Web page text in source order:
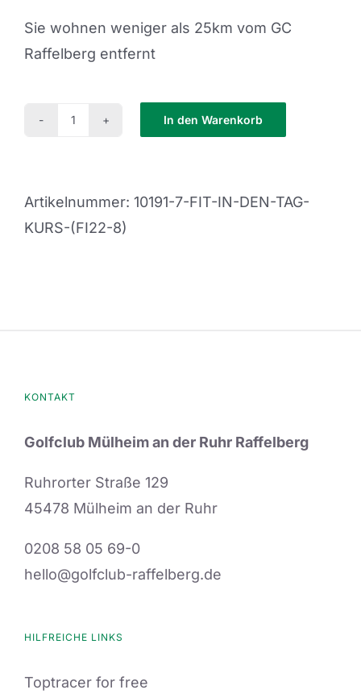
Sie wohnen weniger als 25km vom GC
Raffelberg entfernt
Tag
Kurs
In den Warenkorb
Artikelnummer: 10191-7-FIT-IN-DEN-TAG-
KURS-(FI22-8)
KONTAKT
Golfclub Mülheim an der Ruhr Raffelberg
Ruhrorter Straße 129
45478 Mülheim an der Ruhr
0208 58 05 69-0
hello@golfclub-raffelberg.de
HILFREICHE LINKS
Toptracer for free